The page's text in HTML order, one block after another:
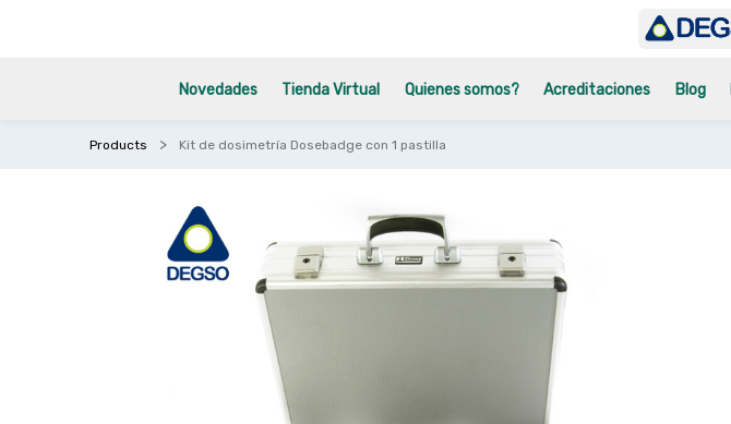
Novedades Tienda Virtual Quienes somos? Acreditaciones Blog
Products Kit de dosimetría Dosebadge con 1 pastilla